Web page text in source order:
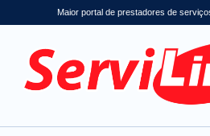
Maior portal de prestadores de